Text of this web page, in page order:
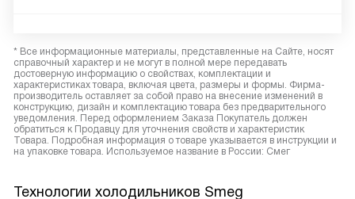
* Все информационные материалы, представленные на Сайте, носят
справочный характер и не могут в полной мере передавать
достоверную информацию о свойствах, комплектации и
характеристиках товара, включая цвета, размеры и формы. Фирма-
производитель оставляет за собой право на внесение изменений в
конструкцию, дизайн и комплектацию товара без предварительного
уведомления. Перед оформлением Заказа Покупатель должен
обратиться к Продавцу для уточнения свойств и характеристик
Товара. Подробная информация о товаре указывается в инструкции и
на упаковке товара. Используемое название в России: Смег
Технологии холодильников Smeg